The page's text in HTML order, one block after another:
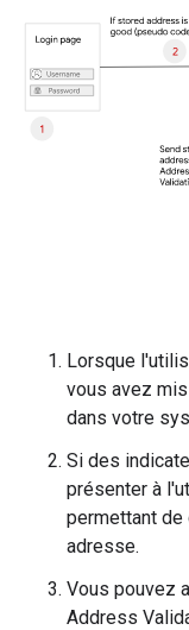
Lorsque
vous avez
dans votre
Si des
présenter à
permettant de
adresse.
Vous pouvez
Address